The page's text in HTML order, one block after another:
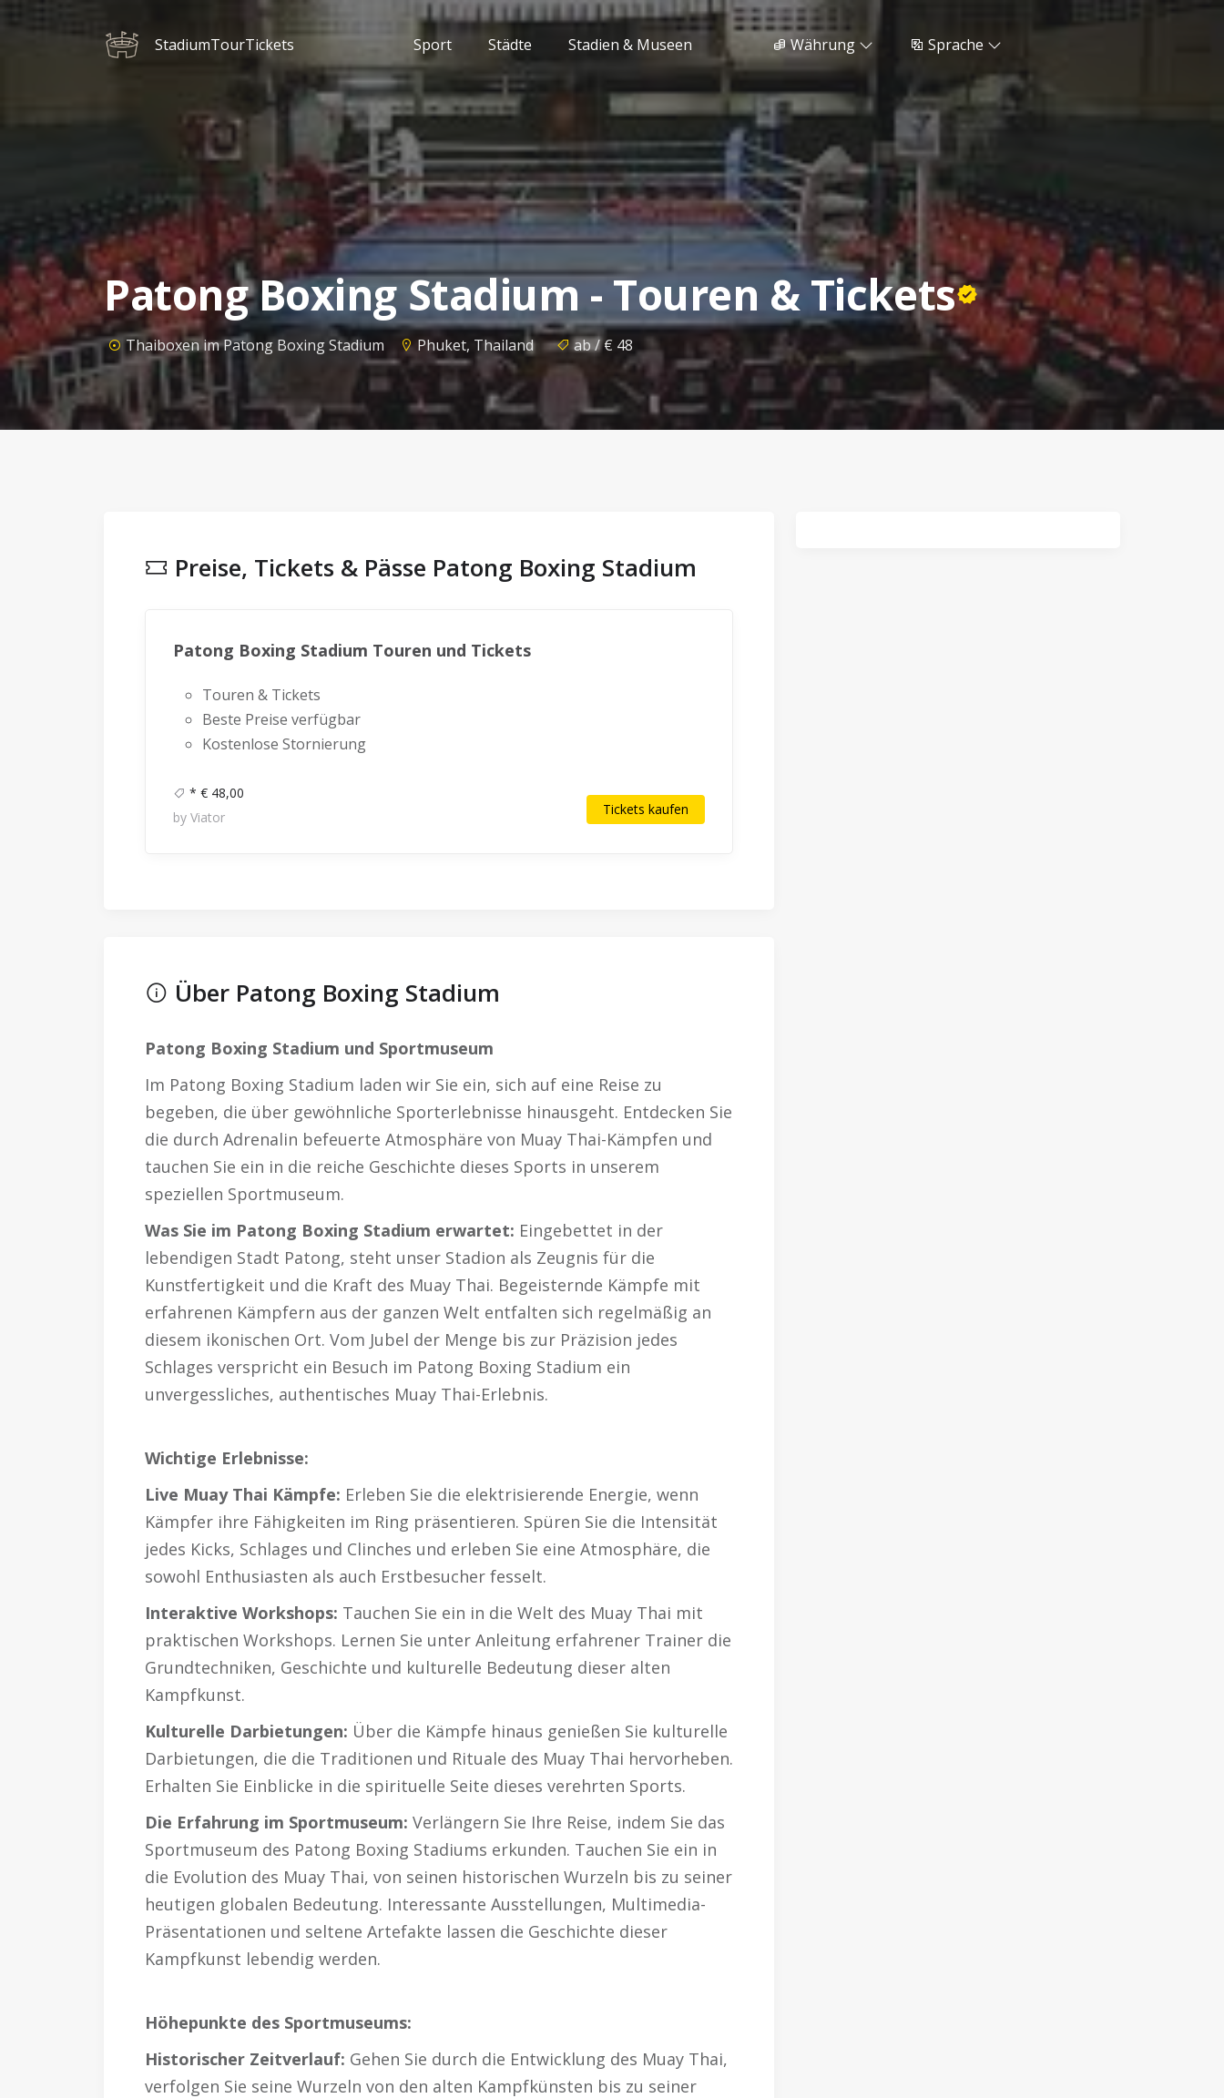
StadiumTourTickets Sport Städte Stadien & Museen Währung Sprache
Patong Boxing Stadium - Touren & Tickets
Thaiboxen im Patong Boxing Stadium Phuket, Thailand ab / € 48
Preise, Tickets & Pässe Patong Boxing Stadium
Patong Boxing Stadium Touren und Tickets
Touren & Tickets
Beste Preise verfügbar
Kostenlose Stornierung
* € 48,00
by Viator
Tickets kaufen
Über Patong Boxing Stadium
Patong Boxing Stadium und Sportmuseum
Im Patong Boxing Stadium laden wir Sie ein, sich auf eine Reise zu
begeben, die über gewöhnliche Sporterlebnisse hinausgeht. Entdecken Sie
die durch Adrenalin befeuerte Atmosphäre von Muay Thai-Kämpfen und
tauchen Sie ein in die reiche Geschichte dieses Sports in unserem
speziellen Sportmuseum.
Was Sie im Patong Boxing Stadium erwartet: Eingebettet in der
lebendigen Stadt Patong, steht unser Stadion als Zeugnis für die
Kunstfertigkeit und die Kraft des Muay Thai. Begeisternde Kämpfe mit
erfahrenen Kämpfern aus der ganzen Welt entfalten sich regelmäßig an
diesem ikonischen Ort. Vom Jubel der Menge bis zur Präzision jedes
Schlages verspricht ein Besuch im Patong Boxing Stadium ein
unvergessliches, authentisches Muay Thai-Erlebnis.
Wichtige Erlebnisse:
Live Muay Thai Kämpfe: Erleben Sie die elektrisierende Energie, wenn
Kämpfer ihre Fähigkeiten im Ring präsentieren. Spüren Sie die Intensität
jedes Kicks, Schlages und Clinches und erleben Sie eine Atmosphäre, die
sowohl Enthusiasten als auch Erstbesucher fesselt.
Interaktive Workshops: Tauchen Sie ein in die Welt des Muay Thai mit
praktischen Workshops. Lernen Sie unter Anleitung erfahrener Trainer die
Grundtechniken, Geschichte und kulturelle Bedeutung dieser alten
Kampfkunst.
Kulturelle Darbietungen: Über die Kämpfe hinaus genießen Sie kulturelle
Darbietungen, die die Traditionen und Rituale des Muay Thai hervorheben.
Erhalten Sie Einblicke in die spirituelle Seite dieses verehrten Sports.
Die Erfahrung im Sportmuseum: Verlängern Sie Ihre Reise, indem Sie das
Sportmuseum des Patong Boxing Stadiums erkunden. Tauchen Sie ein in
die Evolution des Muay Thai, von seinen historischen Wurzeln bis zu seiner
heutigen globalen Bedeutung. Interessante Ausstellungen, Multimedia-
Präsentationen und seltene Artefakte lassen die Geschichte dieser
Kampfkunst lebendig werden.
Höhepunkte des Sportmuseums:
Historischer Zeitverlauf: Gehen Sie durch die Entwicklung des Muay Thai,
verfolgen Sie seine Wurzeln von den alten Kampfkünsten bis zu seiner